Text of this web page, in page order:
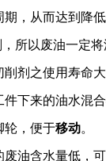
期，从而达到降
所以废油一定
剂之使用寿命
下来的油水混
轮，便于移动。
油含水量低，